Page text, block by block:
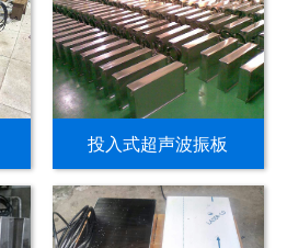
投入式超声波振板